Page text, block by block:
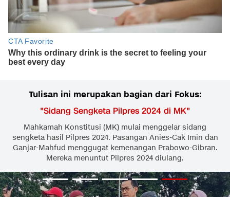
Tulisan ini merupakan bagian dari Fokus:
"Sidang Sengketa Pilpres 2024 di MK"
Mahkamah Konstitusi (MK) mulai menggelar sidang
sengketa hasil Pilpres 2024. Pasangan Anies-Cak Imin dan
Ganjar-Mahfud menggugat kemenangan Prabowo-Gibran.
Mereka menuntut Pilpres 2024 diulang.